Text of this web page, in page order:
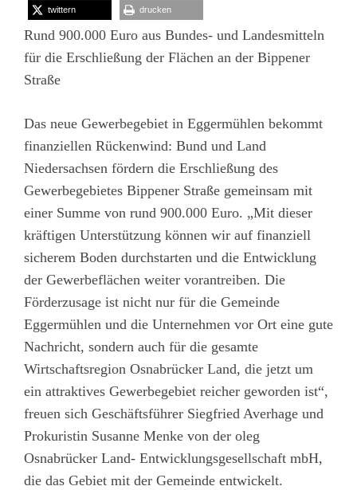
twittern drucken
Rund 900.000 Euro aus Bundes- und Landesmitteln
für die Erschließung der Flächen an der Bippener
Straße
Das neue Gewerbegebiet in Eggermühlen bekommt
finanziellen Rückenwind: Bund und Land
Niedersachsen fördern die Erschließung des
Gewerbegebietes Bippener Straße gemeinsam mit
einer Summe von rund 900.000 Euro. „Mit dieser
kräftigen Unterstützung können wir auf finanziell
sicherem Boden durchstarten und die Entwicklung
der Gewerbeflächen weiter vorantreiben. Die
Förderzusage ist nicht nur für die Gemeinde
Eggermühlen und die Unternehmen vor Ort eine gute
Nachricht, sondern auch für die gesamte
Wirtschaftsregion Osnabrücker Land, die jetzt um
ein attraktives Gewerbegebiet reicher geworden ist“,
freuen sich Geschäftsführer Siegfried Averhage und
Prokuristin Susanne Menke von der oleg
Osnabrücker Land- Entwicklungsgesellschaft mbH,
die das Gebiet mit der Gemeinde entwickelt.